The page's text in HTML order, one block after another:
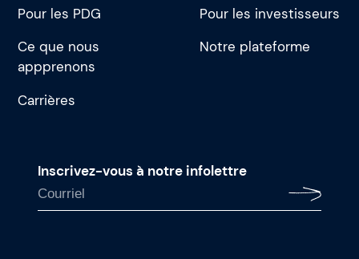
Pour les PDG
Pour les investisseurs
Ce que nous
appprenons
Notre plateforme
Carrières
Inscrivez-vous à notre infolettre